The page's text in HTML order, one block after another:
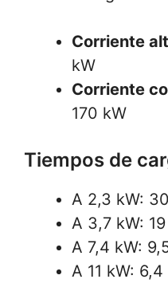
Corriente
kW
Corriente
170 kW
Tiempos de
A 2,3 kW:
A 3,7 kW:
A 7,4 kW:
A 11 kW: